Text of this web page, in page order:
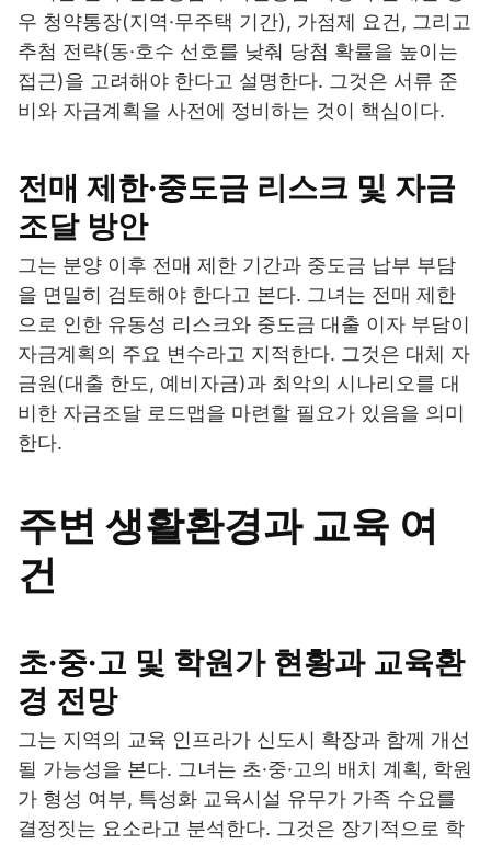
우 청약통장(지역·무주택 기간), 가점제 요건, 그리고
추첨 전략(동·호수 선호를 낮춰 당첨 확률을 높이는
접근)을 고려해야 한다고 설명한다. 그것은 서류 준
비와 자금계획을 사전에 정비하는 것이 핵심이다.
전매 제한·중도금 리스크 및 자금
조달 방안
그는 분양 이후 전매 제한 기간과 중도금 납부 부담
을 면밀히 검토해야 한다고 본다. 그녀는 전매 제한
으로 인한 유동성 리스크와 중도금 대출 이자 부담이
자금계획의 주요 변수라고 지적한다. 그것은 대체 자
금원(대출 한도, 예비자금)과 최악의 시나리오를 대
비한 자금조달 로드맵을 마련할 필요가 있음을 의미
한다.
주변 생활환경과 교육 여
건
초·중·고 및 학원가 현황과 교육환
경 전망
그는 지역의 교육 인프라가 신도시 확장과 함께 개선
될 가능성을 본다. 그녀는 초·중·고의 배치 계획, 학원
가 형성 여부, 특성화 교육시설 유무가 가족 수요를
결정짓는 요소라고 분석한다. 그것은 장기적으로 학